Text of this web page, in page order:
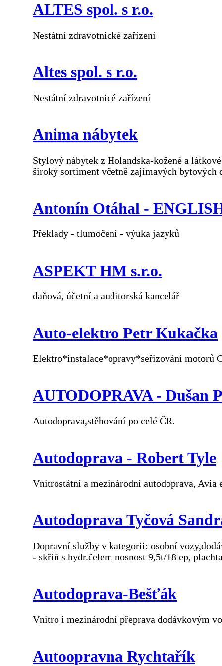
ALTES spol. s r.o.
Nestátní zdravotnické zařízení
Altes spol. s r.o.
Nestátní zdravotnicé zařízení
Anima nábytek
Stylový nábytek z Holandska-kožené a
široký sortiment včetně zajímavých bytových
Antonín Otáhal -
Překlady - tlumočení - výuka jazyků
ASPEKT HM s.r.o.
daňová, účetní a auditorská kancelář
Auto-elektro Petr Kukačka
Elektro*instalace*opravy*seřizování motorů
AUTODOPRAVA - Dušan
Autodoprava,stěhování po celé ČR.
Autodoprava - Robert Tyle
Vnitrostátní a mezinárodní autodoprava, Avia
Autodoprava Tyčová
Dopravní služby v kategorii: osobní
- skříň s hydr.čelem nosnost 9,5t/18 ep,
Autodoprava-Bešťák
Vnitro i mezinárodní přeprava dodávkovým
Autoopravna Rychtařík